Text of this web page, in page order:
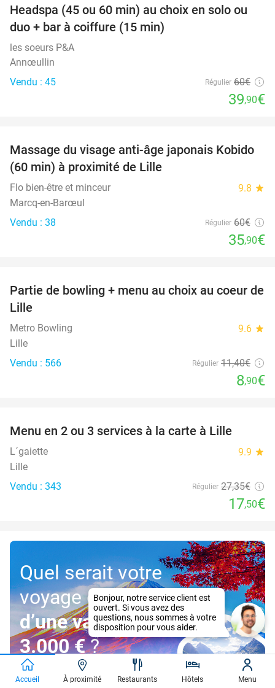
34%
Headspa (45 ou 60 min) au choix en solo ou
duo + bar à coiffure (15 min)
les soeurs P&A
Annœullin
Vendu : 45
Régulier 60€
39,90€
40%
Massage du visage anti-âge japonais Kobido
(60 min) à proximité de Lille
Flo bien-être et minceur 9.8 star
Marcq-en-Barœul
Vendu : 38
Régulier 60€
35,90€
22%
Partie de bowling + menu au choix au coeur de
Lille
Metro Bowling 9.6 star
Lille
Vendu : 566
Régulier 11,40€
8,90€
Menu en 2 ou 3 services à la carte à Lille
L´gaiette 9.9 star
Lille
Vendu : 343
Régulier 27,35€
17,50€
Quel serait votre
voyage de rêve
d’une valeur de
3.000 €?
Participez!
Accueil À proximité Restaurants Hôtels Menu